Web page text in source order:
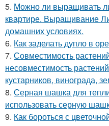
5. Можно ли выращивать
квартире. Выращивание
домашних условиях.
6. Как заделать дупло в
7. Совместимость
несовместимость
кустарников, винограда,
8. Серная шашка для
использовать серную
9. Как бороться с